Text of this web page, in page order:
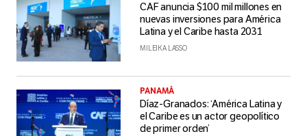
CAF anuncia $100 mil millones en
nuevas inversiones para América
Latina y el Caribe hasta 2031
MILEIKA LASSO
PANAMÁ
Díaz-Granados: ‘América Latina y
el Caribe es un actor geopolítico
de primer orden’